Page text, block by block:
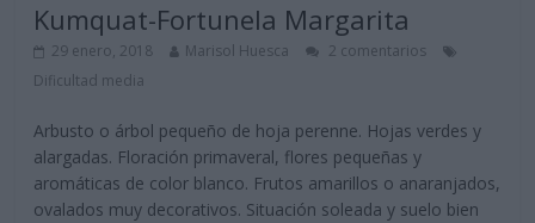
Kumquat-Fortunela Margarita
29 enero, 2018 Marisol Huesca
2 comentarios
Dificultad media
Arbusto o árbol pequeño de hoja perenne. Hojas verdes y
alargadas. Floración primaveral, flores pequeñas y
aromáticas de color blanco. Frutos amarillos o anaranjados,
ovalados muy decorativos. Situación soleada y suelo bien